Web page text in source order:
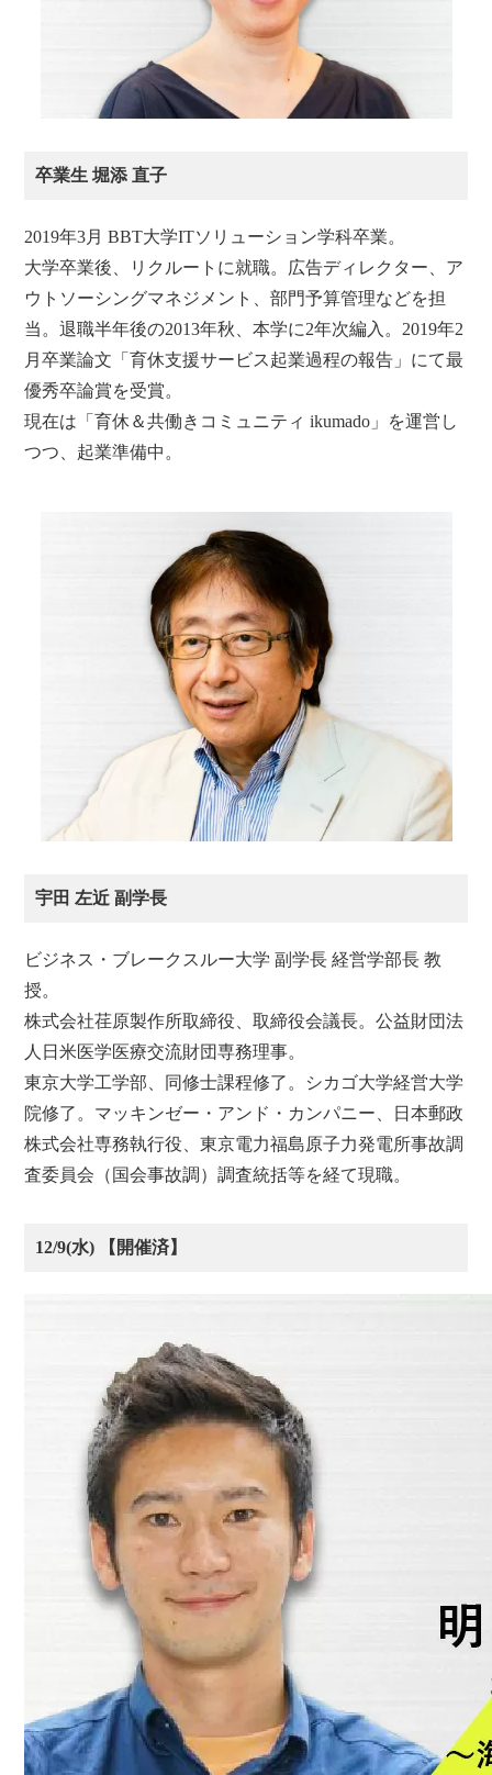
卒業生 堀添 直子
2019年3月 BBT大学ITソリューション学科卒業。
大学卒業後、リクルートに就職。広告ディレクター、ア
ウトソーシングマネジメント、部門予算管理などを担
当。退職半年後の2013年秋、本学に2年次編入。2019年2
月卒業論文「育休支援サービス起業過程の報告」にて最
優秀卒論賞を受賞。
現在は「育休＆共働きコミュニティ ikumado」を運営し
つつ、起業準備中。
宇田 左近 副学長
ビジネス・ブレークスルー大学 副学長 経営学部長 教
授。
株式会社荏原製作所取締役、取締役会議長。公益財団法
人日米医学医療交流財団専務理事。
東京大学工学部、同修士課程修了。シカゴ大学経営大学
院修了。マッキンゼー・アンド・カンパニー、日本郵政
株式会社専務執行役、東京電力福島原子力発電所事故調
査委員会（国会事故調）調査統括等を経て現職。
12/9(水) 【開催済】